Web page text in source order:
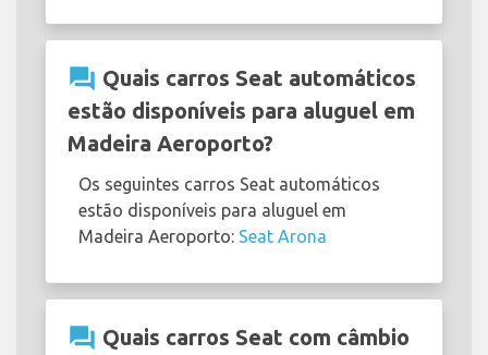
question_answer Quais carros Seat automáticos
estão disponíveis para aluguel em
Madeira Aeroporto?
Os seguintes carros Seat automáticos
estão disponíveis para aluguel em
Madeira Aeroporto: Seat Arona
question_answer Quais carros Seat com câmbio